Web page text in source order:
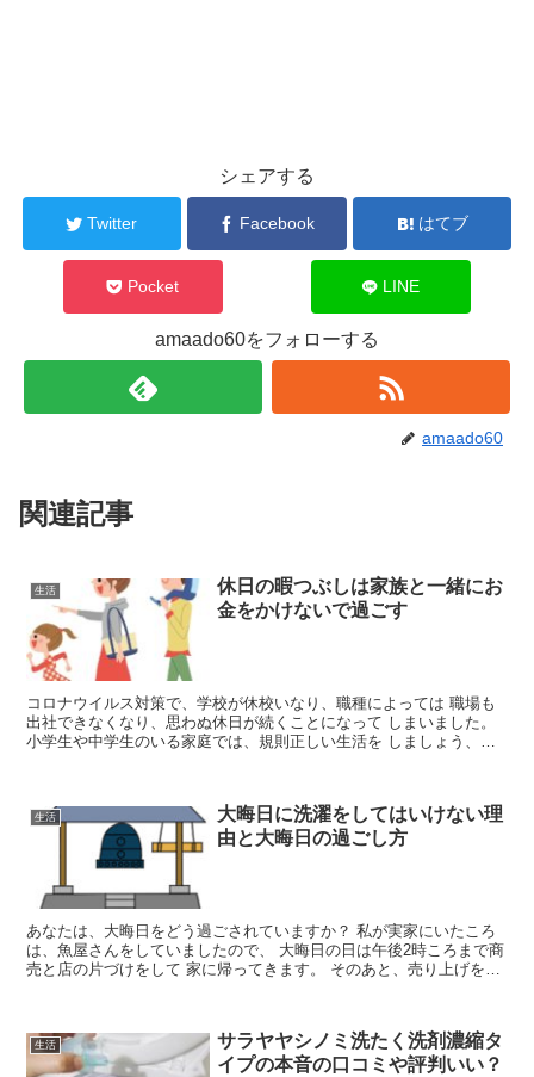
シェアする
Twitter Facebook はてブ
Pocket LINE
amaado60をフォローする
amaado60
関連記事
生活
休日の暇つぶしは家族と一緒にお
金をかけないで過ごす
コロナウイルス対策で、学校が休校いなり、職種によっては 職場も
出社できなくなり、思わぬ休日が続くことになって しまいました。
小学生や中学生のいる家庭では、規則正しい生活を しましょう、と
生活
大晦日に洗濯をしてはいけない理
由と大晦日の過ごし方
あなたは、大晦日をどう過ごされていますか？ 私が実家にいたころ
は、魚屋さんをしていましたので、 大晦日の日は午後2時ころまで商
売と店の片づけをして 家に帰ってきます。 そのあと、売り上げをさ
生活
サラヤヤシノミ洗たく洗剤濃縮タ
イプの本音の口コミや評判いい？